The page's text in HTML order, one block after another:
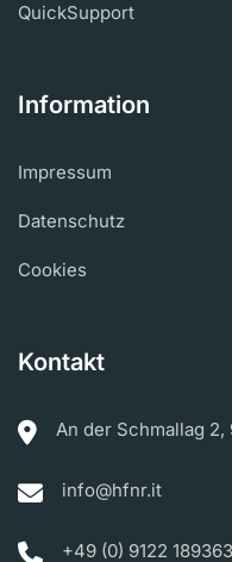
QuickSupport
Information
Impressum
Datenschutz
Cookies
Kontakt
An der Schmallag 2,
info@hfnr.it
+49 (0) 9122